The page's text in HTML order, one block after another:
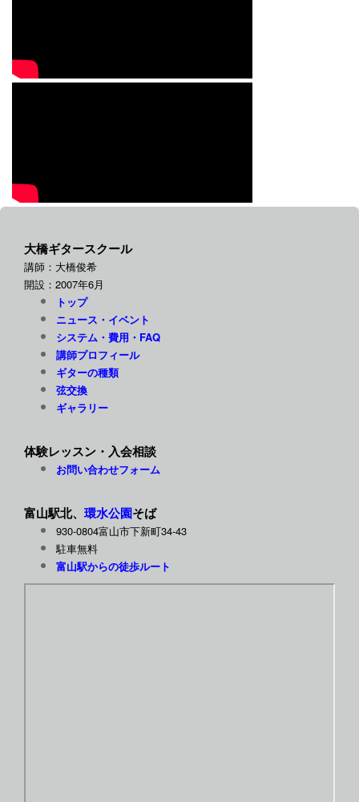
大橋ギタースクール
講師：大橋俊希
開設： 2007年6月
トップ
ニュース・イベント
システム・費用・ FAQ
講師プロフィール
ギターの種類
弦交換
ギャラリー
体験レッスン・入会相談
お問い合わせフォーム
富山駅北、 環水公園そば
930-0804富山市下新町34-43
駐車無料
富山駅からの徒歩ルート